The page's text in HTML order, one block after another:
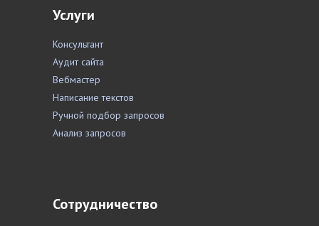
Услуги
Консультант
Аудит сайта
Вебмастер
Написание текстов
Ручной подбор запросов
Анализ запросов
Сотрудничество